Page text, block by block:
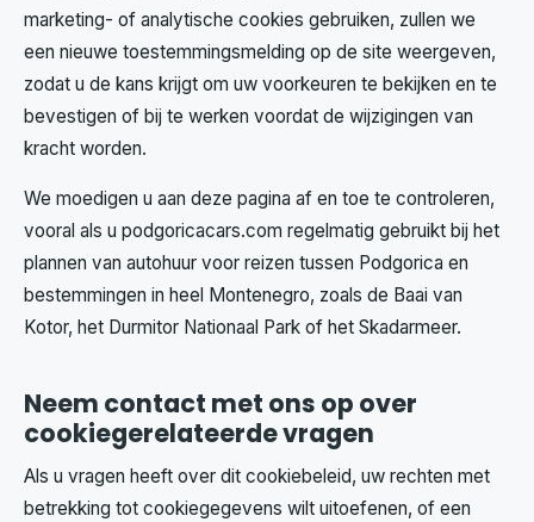
marketing- of analytische cookies gebruiken, zullen we
een nieuwe toestemmingsmelding op de site weergeven,
zodat u de kans krijgt om uw voorkeuren te bekijken en te
bevestigen of bij te werken voordat de wijzigingen van
kracht worden.
We moedigen u aan deze pagina af en toe te controleren,
vooral als u podgoricacars.com regelmatig gebruikt bij het
plannen van autohuur voor reizen tussen Podgorica en
bestemmingen in heel Montenegro, zoals de Baai van
Kotor, het Durmitor Nationaal Park of het Skadarmeer.
Neem contact met ons op over
cookiegerelateerde vragen
Als u vragen heeft over dit cookiebeleid, uw rechten met
betrekking tot cookiegegevens wilt uitoefenen, of een